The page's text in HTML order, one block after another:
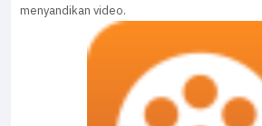
menyandikan video.